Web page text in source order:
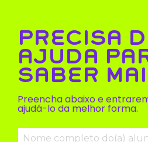
PRECISA
AJUDA
SABER
Preencha abaixo e
ajudá-lo da melhor forma.